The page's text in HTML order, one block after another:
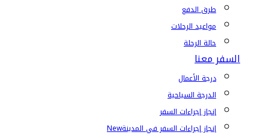
طرق الدفع
مواعيد الرحلات
حالة الرحلة
السفر معنا
درجة الأعمال
الدرجة السياحية
إنجاز إجراءات السفر
إنجاز إجراءات السفر في المدينةNew